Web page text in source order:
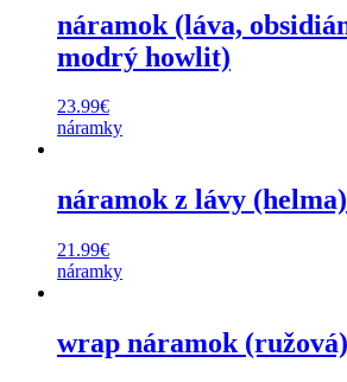
náramok (láva,
modrý howlit)
23.99€
náramky
náramok z lávy (helma)
21.99€
náramky
wrap náramok (ružová)